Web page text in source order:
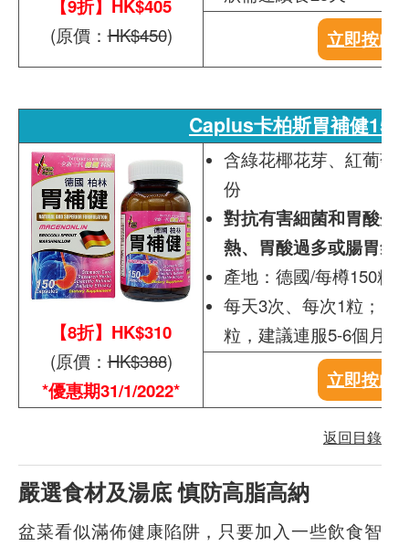
【9折】HK$405
(原價：HK$450) 立即按此
Caplus卡柏斯胃補健150
【8折】HK$310
(原價：HK$388)
*優惠期31/1/2022*
含綠花椰花芽、紅葡萄
份
對抗有害細菌和胃酸分
熱、胃酸過多或腸胃氣
產地：德國/每樽150粒
每天3次、每次1粒；需
粒，建議連服5-6個月
立即按此
返回目錄
嚴選食材及湯底 慎防高脂高納
盆菜看似滿佈健康陷阱，只要加入一些飲食智